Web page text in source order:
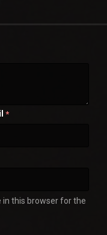
*
in this browser for the